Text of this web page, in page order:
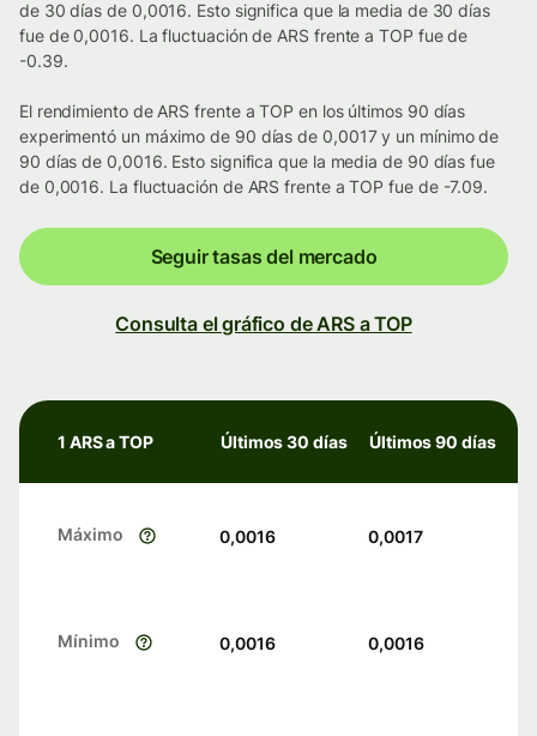
de 30 días de 0,0016. Esto significa que la media de 30 días
fue de 0,0016. La fluctuación de ARS frente a TOP fue de
-0.39.
El rendimiento de ARS frente a TOP en los últimos 90 días
experimentó un máximo de 90 días de 0,0017 y un mínimo de
90 días de 0,0016. Esto significa que la media de 90 días fue
de 0,0016. La fluctuación de ARS frente a TOP fue de -7.09.
Seguir tasas del mercado
Consulta el gráfico de ARS a TOP
1 ARS a TOP Últimos 30 días Últimos 90 días
Máximo 0,0016 0,0017
Mínimo 0,0016 0,0016